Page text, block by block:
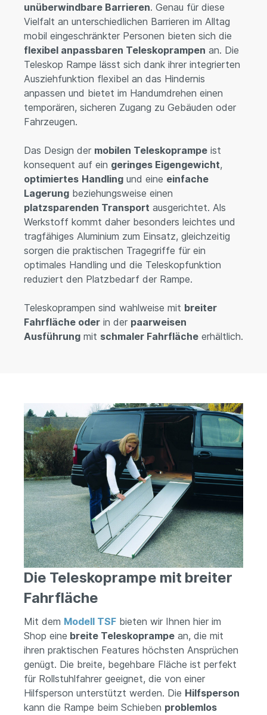
unüberwindbare Barrieren. Genau für diese
Vielfalt an unterschiedlichen Barrieren im Alltag
mobil eingeschränkter Personen bieten sich die
flexibel anpassbaren Teleskoprampen an. Die
Teleskop Rampe lässt sich dank ihrer integrierten
Ausziehfunktion flexibel an das Hindernis
anpassen und bietet im Handumdrehen einen
temporären, sicheren Zugang zu Gebäuden oder
Fahrzeugen.
Das Design der mobilen Teleskoprampe ist
konsequent auf ein geringes Eigengewicht,
optimiertes Handling und eine einfache
Lagerung beziehungsweise einen
platzsparenden Transport ausgerichtet. Als
Werkstoff kommt daher besonders leichtes und
tragfähiges Aluminium zum Einsatz, gleichzeitig
sorgen die praktischen Tragegriffe für ein
optimales Handling und die Teleskopfunktion
reduziert den Platzbedarf der Rampe.
Teleskoprampen sind wahlweise mit breiter
Fahrfläche oder in der paarweisen
Ausführung mit schmaler Fahrfläche erhältlich.
Die Teleskoprampe mit breiter
Fahrfläche
Mit dem Modell TSF bieten wir Ihnen hier im
Shop eine breite Teleskoprampe an, die mit
ihren praktischen Features höchsten Ansprüchen
genügt. Die breite, begehbare Fläche ist perfekt
für Rollstuhlfahrer geeignet, die von einer
Hilfsperson unterstützt werden. Die Hilfsperson
kann die Rampe beim Schieben problemlos